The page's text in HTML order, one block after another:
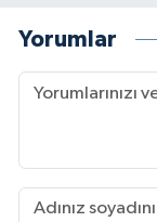
Yorumlar